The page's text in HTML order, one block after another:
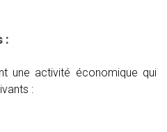
:
une activité économique qui
: